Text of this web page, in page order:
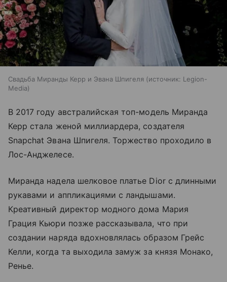
Свадьба Миранды Керр и Эвана Шпигеля источник: Legion-
Media
В 2017 году австралийская топ-модель Миранда
Керр стала женой миллиардера, создателя
Snapchat Эвана Шпигеля. Торжество проходило в
Лос-Анджелесе.
Миранда надела шелковое платье Dior с длинными
рукавами и аппликациями с ландышами.
Креативный директор модного дома Мария
Грация Кьюри позже рассказывала, что при
создании наряда вдохновлялась образом Грейс
Келли, когда та выходила замуж за князя Монако,
Ренье.